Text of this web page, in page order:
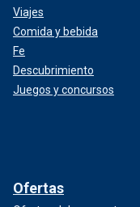
Viajes
Comida y bebida
Fe
Descubrimiento
Juegos y concursos
Ofertas